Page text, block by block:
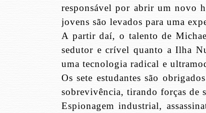
responsável por abrir um novo
jovens são levados para uma
A partir daí, o talento de
sedutor e crível quanto a Ilha
uma tecnologia radical e
Os sete estudantes são
sobrevivência, tirando forças de
Espionagem industrial,